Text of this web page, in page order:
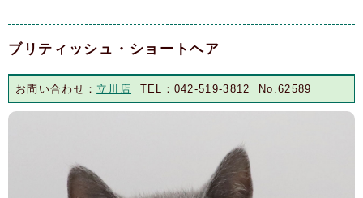
ブリティッシュ・ショートヘア
お問い合わせ： 立川店 TEL：042-519-3812 No.62589